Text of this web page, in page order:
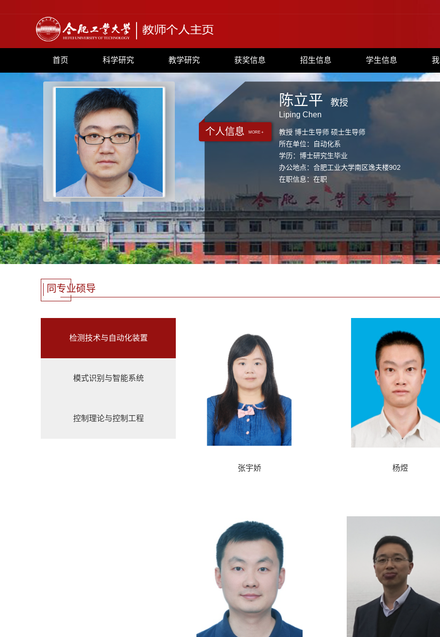
首页 科学研究 教学研究 获奖信息 招生信息 学生信息
+ 153
个人信息 MORE +
陈立平
Liping Chen
教授
教授 博士生导师 硕士生导师
所在单位：自动化系
学历：博士研究生毕业
办公地点：合肥工业大学南区逸夫楼902
在职信息：在职
同专业硕导
检测技术与自动化装置
模式识别与智能系统
控制理论与控制工程
张宇娇 杨煜